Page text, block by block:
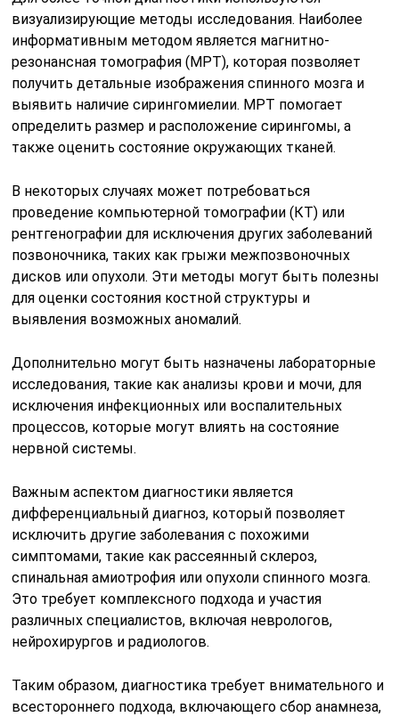
визуализирующие методы исследования. Наиболее
информативным методом является магнитно-
резонансная томография (МРТ), которая позволяет
получить детальные изображения спинного мозга и
выявить наличие сирингомиелии. МРТ помогает
определить размер и расположение сирингомы, а
также оценить состояние окружающих тканей.
В некоторых случаях может потребоваться
проведение компьютерной томографии (КТ) или
рентгенографии для исключения других заболеваний
позвоночника, таких как грыжи межпозвоночных
дисков или опухоли. Эти методы могут быть полезны
для оценки состояния костной структуры и
выявления возможных аномалий.
Дополнительно могут быть назначены лабораторные
исследования, такие как анализы крови и мочи, для
исключения инфекционных или воспалительных
процессов, которые могут влиять на состояние
нервной системы.
Важным аспектом диагностики является
дифференциальный диагноз, который позволяет
исключить другие заболевания с похожими
симптомами, такие как рассеянный склероз,
спинальная амиотрофия или опухоли спинного мозга.
Это требует комплексного подхода и участия
различных специалистов, включая неврологов,
нейрохирургов и радиологов.
Таким образом, диагностика требует внимательного и
всестороннего подхода, включающего сбор анамнеза,